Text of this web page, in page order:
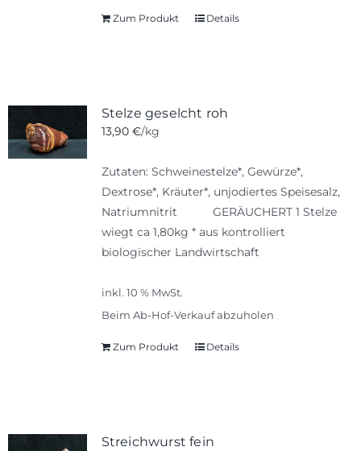
Zum Produkt Details
Stelze geselcht roh
13,90 €/kg
Zutaten: Schweinestelze*, Gewürze*,
Dextrose*, Kräuter*, unjodiertes Speisesalz,
Natriumnitrit GERÄUCHERT 1 Stelze
wiegt ca 1,80kg * aus kontrolliert
biologischer Landwirtschaft
inkl. 10 % MwSt.
Beim Ab-Hof-Verkauf abzuholen
Zum Produkt Details
Streichwurst fein